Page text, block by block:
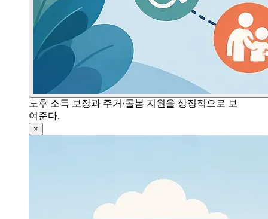
노후 소득 보장과 주거·돌봄 지원을 상징적으로 보
여준다.
×